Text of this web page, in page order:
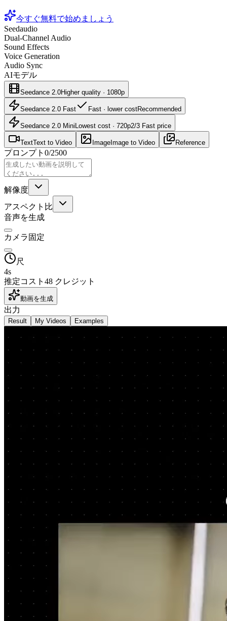
今すぐ無料で始めましょう
Seedaudio
Dual-Channel Audio
Sound Effects
Voice Generation
Audio Sync
AIモデル
Seedance 2.0Higher quality · 1080p
Seedance 2.0 Fast Fast · lower costRecommended
Seedance 2.0 Mini Lowest cost · 720p2/3 Fast price
TextText to Video Image Image to Video Reference
プロンプト 0/2500
解像度
アスペクト比
音声を生成
カメラ固定
尺
4s
推定コスト 48 クレジット
動画を生成
出力
Result My Videos Examples